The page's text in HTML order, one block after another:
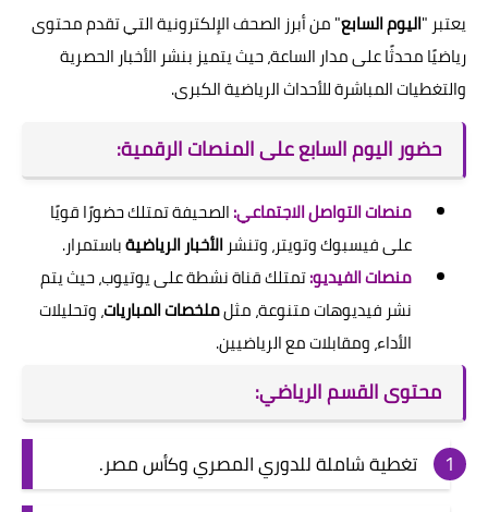
يعتبر "اليوم السابع" من أبرز الصحف الإلكترونية التي تقدم محتوى
رياضيًا محدثًا على مدار الساعة، حيث يتميز بنشر الأخبار الحصرية
والتغطيات المباشرة للأحداث الرياضية الكبرى.
حضور اليوم السابع على المنصات الرقمية:
منصات التواصل الاجتماعي:الصحيفة تمتلك حضورًا قويًا
على فيسبوك وتويتر، وتنشرالأخبار الرياضيةباستمرار.
منصات الفيديو:تمتلك قناة نشطة على يوتيوب، حيث يتم
نشر فيديوهات متنوعة، مثلملخصات المباريات، وتحليلات
الأداء، ومقابلات مع الرياضيين.
محتوى القسم الرياضي:
تغطية شاملة للدوري المصري وكأس مصر.